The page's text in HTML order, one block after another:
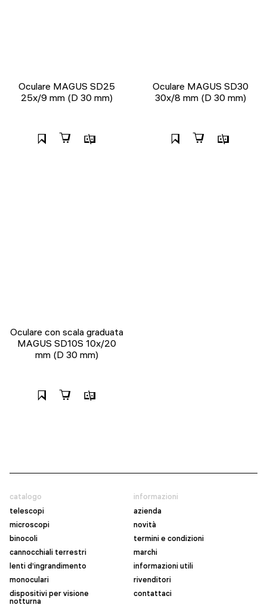
Oculare MAGUS SD25
25х/9 mm (D 30 mm)
Oculare MAGUS SD30
30х/8 mm (D 30 mm)
Oculare con scala graduata
MAGUS SD10S 10х/20
mm (D 30 mm)
catalogo
telescopi
microscopi
binocoli
cannocchiali terrestri
lenti d’ingrandimento
monoculari
dispositivi per visione
notturna
informazioni
azienda
novità
termini e condizioni
marchi
informazioni utili
rivenditori
contattaci